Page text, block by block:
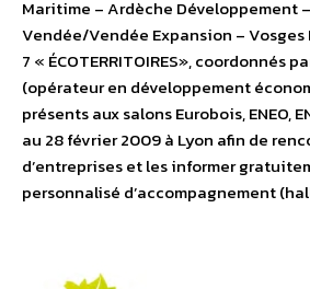
Maritime – Ardèche Développement
Vendée/Vendée Expansion –
7 « ÉCOTERRITOIRES», coordonnés
(opérateur en développement
présents aux salons Eurobois, ENEO,
au 28 février 2009 à Lyon afin de
d’entreprises et les informer
personnalisé d’accompagnement